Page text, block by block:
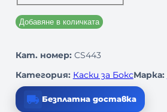
Добавяне в количката
Кат. номер: CS443
Категория: Каски за БоксМарка:
Безплатна доставка